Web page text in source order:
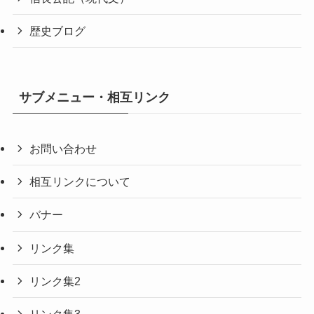
歴史ブログ
サブメニュー・相互リンク
お問い合わせ
相互リンクについて
バナー
リンク集
リンク集2